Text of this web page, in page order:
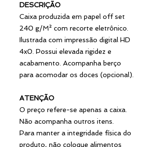
DESCRIÇÃO
Caixa produzida em papel off set
240 g/M² com recorte eletrônico.
Ilustrada com impressão digital HD
4x0. Possui elevada rigidez e
acabamento. Acompanha berço
para acomodar os doces (opcional).
ATENÇÃO
O preço refere-se apenas a caixa.
Não acompanha outros itens.
Para manter a integridade física do
produto, não coloque alimentos